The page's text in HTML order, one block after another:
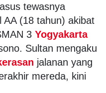
tewasnya
AA (18 tahun) akibat
3 Yogyakarta
Sultan mengaku
jalanan yang
mereda, kini